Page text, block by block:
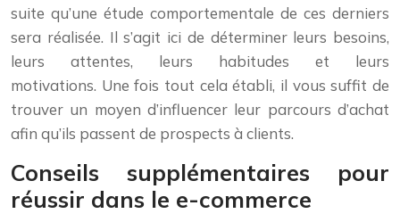
suite qu’une étude comportementale de ces derniers
sera réalisée. Il s’agit ici de déterminer leurs besoins,
leurs attentes, leurs habitudes et leurs
motivations. Une fois tout cela établi, il vous suffit de
trouver un moyen d’influencer leur parcours d’achat
afin qu’ils passent de prospects à clients.
Conseils supplémentaires pour
réussir dans le e-commerce